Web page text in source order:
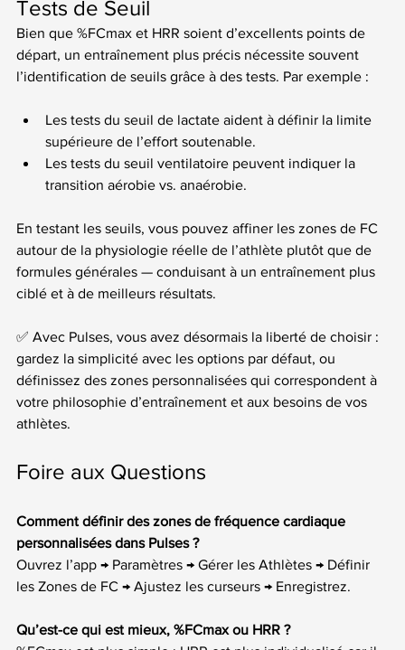
Tests de Seuil
Bien que %FCmax et HRR soient d’excellents points de
départ, un entraînement plus précis nécessite souvent
l’identification de seuils grâce à des tests. Par exemple :
Les tests du seuil de lactate aident à définir la limite
supérieure de l’effort soutenable.
Les tests du seuil ventilatoire peuvent indiquer la
transition aérobie vs. anaérobie.
En testant les seuils, vous pouvez affiner les zones de FC
autour de la physiologie réelle de l’athlète plutôt que de
formules générales — conduisant à un entraînement plus
ciblé et à de meilleurs résultats.
✅ Avec Pulses, vous avez désormais la liberté de choisir :
gardez la simplicité avec les options par défaut, ou
définissez des zones personnalisées qui correspondent à
votre philosophie d’entraînement et aux besoins de vos
athlètes.
Foire aux Questions
Comment définir des zones de fréquence cardiaque
personnalisées dans Pulses ?
Ouvrez l’app → Paramètres → Gérer les Athlètes → Définir
les Zones de FC → Ajustez les curseurs → Enregistrez.
Qu’est-ce qui est mieux, %FCmax ou HRR ?